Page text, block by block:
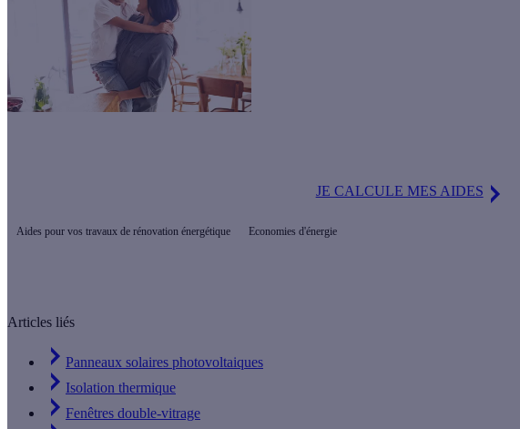
JE CALCULE MES AIDES
Aides pour vos travaux de rénovation énergétique Economies d'énergie
Articles liés
Panneaux solaires photovoltaiques
Isolation thermique
Fenêtres double-vitrage